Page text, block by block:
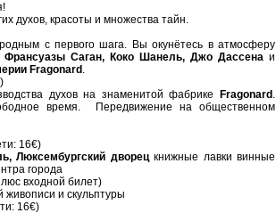
духов, красоты и множества тайн.
с первого шага. Вы окунётесь в атмосферу
Франсуазы Саган, Коко Шанель, Джо Дассенаи
Fragonard .
духов на знаменитой фабрике
Fragonard .
время. Передвижение на общественном
16€)
Люксембургский дворецкнижные лавки винные
города
входной билет)
живописи и скульптуры
16€)